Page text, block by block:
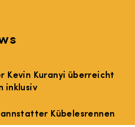
Kevin Kuranyi überreicht
inklusiv
Kübelesrennen